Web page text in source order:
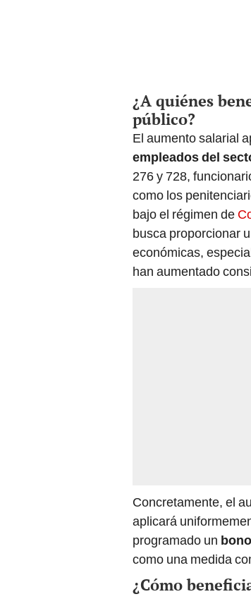
¿A quiénes
público?
El aumento salarial
empleados del
276 y 728,
como los
bajo el régimen de
busca proporcionar
económicas,
han aumentado
Concretamente, el
aplicará
programado un
como una medida
¿Cómo